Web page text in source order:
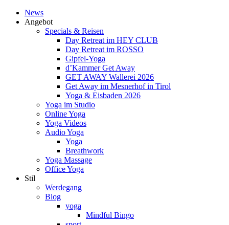
News
Angebot
Specials & Reisen
Day Retreat im HEY CLUB
Day Retreat im ROSSO
Gipfel-Yoga
d’Kammer Get Away
GET AWAY Wallerei 2026
Get Away im Mesnerhof in Tirol
Yoga & Eisbaden 2026
Yoga im Studio
Online Yoga
Yoga Videos
Audio Yoga
Yoga
Breathwork
Yoga Massage
Office Yoga
Stil
Werdegang
Blog
yoga
Mindful Bingo